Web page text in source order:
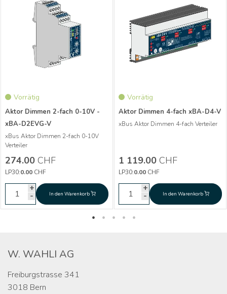
Vorrätig
Aktor Dimmen 2-fach 0-10V -
xBA-D2EVG-V
xBus Aktor Dimmen 2-fach 0-10V
Verteiler
274.00 CHF
LP30:0.00 CHF
+
-
In den Warenkorb
xBus Aktor Dimmen 2-fach 0-10V
Mehr Infos
Aktor Dimmen 2-fach
0-10V - xBA-D2EVG-
274.00
CHF
-
In den Warenkorb
Vorrätig
Aktor Dimmen 4-fach xBA-D4-V
xBus Aktor Dimmen 4-fach Verteiler
1 119.00 CHF
LP30:0.00 CHF
+
-
In den Warenkorb
xBus Aktor Dimmen 4-fach Verteiler
Aktor Dimmen 4-
1 119.00
CHF
-
In den Warenkorb
W. WAHLI AG
Freiburgstrasse 341
3018 Bern